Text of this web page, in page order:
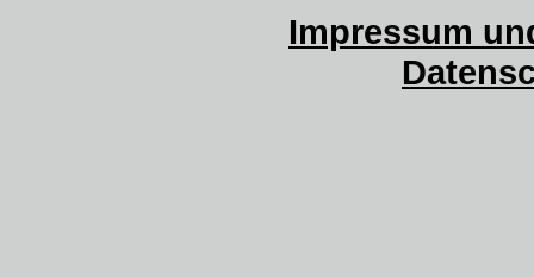
Impressum